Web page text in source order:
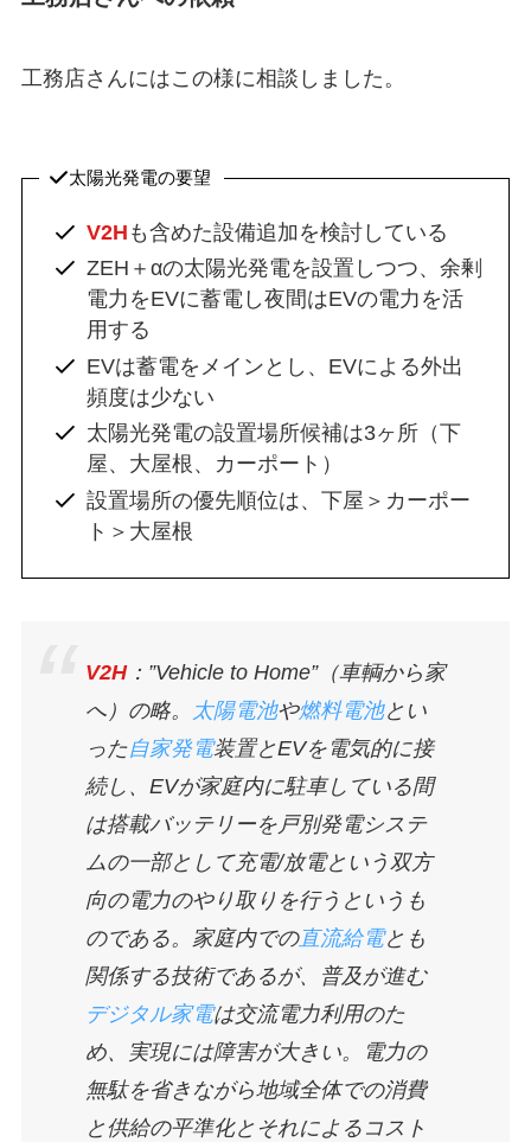
工務店さんにはこの様に相談しました。
太陽光発電の要望
V2H も含めた設備追加を検討している
ZEH＋αの太陽光発電を設置しつつ、余剰
電力をEVに蓄電し夜間はEVの電力を活
用する
EVは蓄電をメインとし、EVによる外出
頻度は少ない
太陽光発電の設置場所候補は3ヶ所（下
屋、大屋根、カーポート）
設置場所の優先順位は、下屋＞カーポー
ト＞大屋根
V2H：”Vehicle to Home”（車輌から家
へ）の略。
太陽電池や燃料電池とい
った自家発電装置とEVを電気的に接
続し、EVが家庭内に駐車している間
は搭載バッテリーを戸別発電システ
ムの一部として充電/放電という双方
向の電力のやり取りを行うというも
のである。家庭内での直流給電とも
関係する技術であるが、普及が進む
デジタル家電は交流電力利用のた
め、実現には障害が大きい。電力の
無駄を省きながら地域全体での消費
と供給の平準化とそれによるコスト